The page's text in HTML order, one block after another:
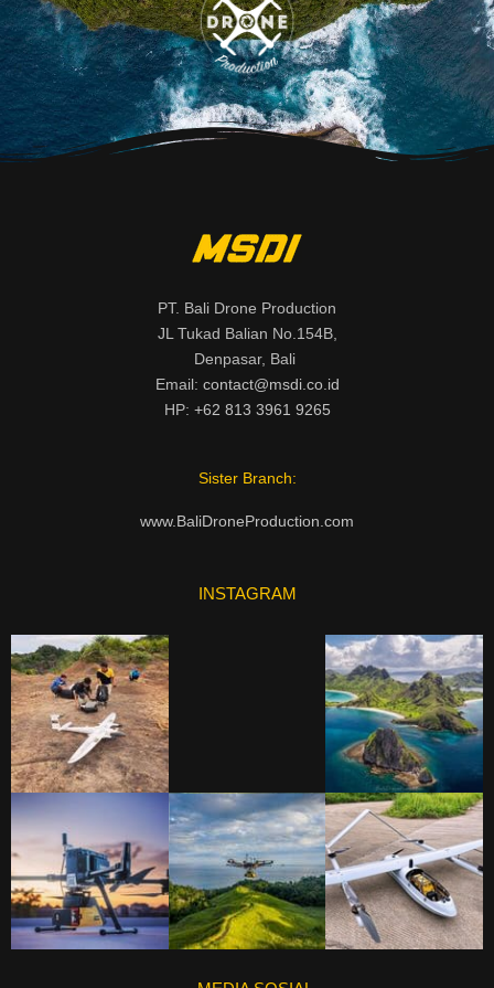
PT. Bali Drone Production
JL Tukad Balian No.154B,
Denpasar, Bali
Email: contact@msdi.co.id
HP: +62 813 3961 9265
Sister Branch:
www.BaliDroneProduction.com
INSTAGRAM